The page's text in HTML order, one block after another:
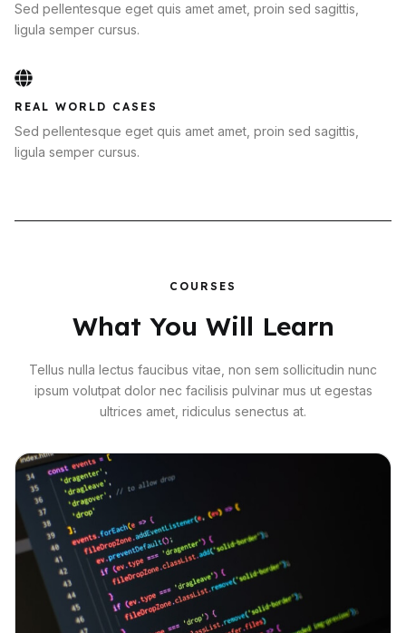
Sed pellentesque eget quis amet amet, proin sed sagittis,
ligula semper cursus.
REAL WORLD CASES
Sed pellentesque eget quis amet amet, proin sed sagittis,
ligula semper cursus.
COURSES
What You Will Learn
Tellus nulla lectus faucibus vitae, non sem sollicitudin nunc
ipsum volutpat dolor nec facilisis pulvinar mus ut egestas
ultrices amet, ridiculus senectus at.